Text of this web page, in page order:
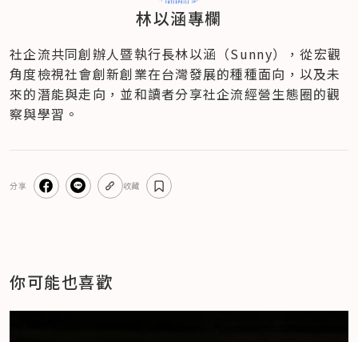
林以涵專欄
社企流共同創辦人暨執行長林以涵（Sunny），從宏觀
角度檢視社會創新創業在台灣發展的種種面向，以及未
來的潛能與走向，並和讀者分享社企流經營生態圈的觀
察與學習。
分享 收藏
你可能也喜歡